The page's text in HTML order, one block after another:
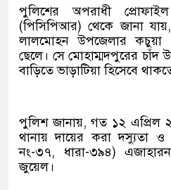
পুলিশের অপরাধী
(পিসিপিআর) থেকে জানা
লালমোহন উপজেলার কচুয়া
ছেলে। সে মোহাম্মদপুরের চাঁদ
বাড়িতে ভাড়াটিয়া হিসেবে
পুলিশ জানায়, গত ১২ এপ্রিল
থানায় দায়ের করা দস্যুতা ও
নং-৩৭, ধারা-৩৯৪)
জুয়েল।